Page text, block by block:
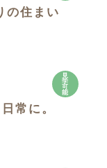
の住まい
見
学
可
能
常に。